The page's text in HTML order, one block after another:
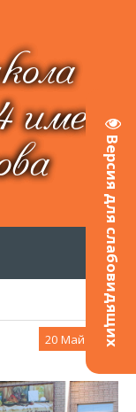
Версия для слабовидящих
20 Май 2019